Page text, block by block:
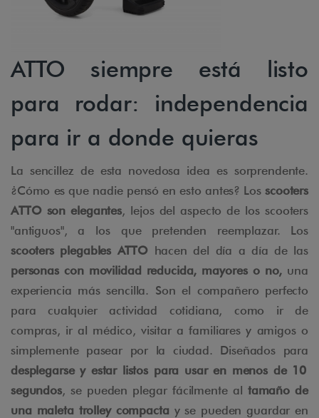
ATTO siempre está listo
para rodar: independencia
para ir a donde quieras
La sencillez de esta novedosa idea es sorprendente.
¿Cómo es que nadie pensó en esto antes? Losscooters
ATTO son elegantes, lejos del aspecto de los scooters
"antiguos", a los que pretenden reemplazar. Los
scooters plegables ATTO hacen del día a día de las
personas con movilidad reducida, mayores o no, una
experiencia más sencilla. Son el compañero perfecto
para cualquier actividad cotidiana, como ir de
compras, ir al médico, visitar a familiares y amigos o
simplemente pasear por la ciudad. Diseñados para
desplegarse y estar listos para usar en menos de 10
segundos, se pueden plegar fácilmente al tamaño de
una maleta trolley compacta y se pueden guardar en